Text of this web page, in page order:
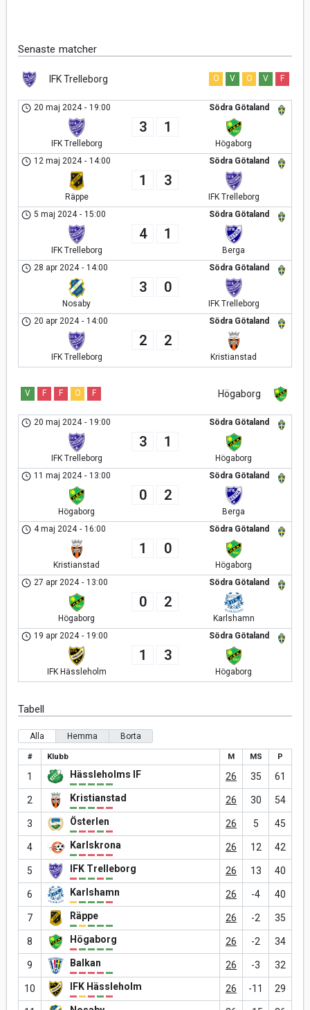
Senaste matcher
IFK Trelleborg O V O V F
Södra Götaland
20 maj 2024 - 19:00
IFK Trelleborg
3 1
Högaborg
Södra Götaland
12 maj 2024 - 14:00
Räppe
1 3
IFK Trelleborg
Södra Götaland
5 maj 2024 - 15:00
IFK Trelleborg
4 1
Berga
Södra Götaland
28 apr 2024 - 14:00
Nosaby
3 0
IFK Trelleborg
Södra Götaland
20 apr 2024 - 14:00
IFK Trelleborg
2 2
Kristianstad
Högaborg
V F F O F
Södra Götaland
20 maj 2024 - 19:00
IFK Trelleborg
3 1
Högaborg
Södra Götaland
11 maj 2024 - 13:00
Högaborg
0 2
Berga
Södra Götaland
4 maj 2024 - 16:00
Kristianstad
1 0
Högaborg
Södra Götaland
27 apr 2024 - 13:00
Högaborg
0 2
Karlshamn
Södra Götaland
19 apr 2024 - 19:00
IFK Hässleholm
1 3
Högaborg
Tabell
Alla Hemma Borta
# Klubb M MS P
1 Hässleholms IF 26 35 61
2 Kristianstad 26 30 54
3 Österlen 26 5 45
4 Karlskrona 26 12 42
5 IFK Trelleborg 26 13 40
6 Karlshamn 26 -4 40
7 Räppe 26 -2 35
8 Högaborg 26 -2 34
9 Balkan 26 -3 32
10 IFK Hässleholm 26 -11 29